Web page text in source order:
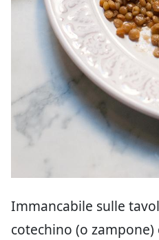
Immancabile sulle
cotechino (o